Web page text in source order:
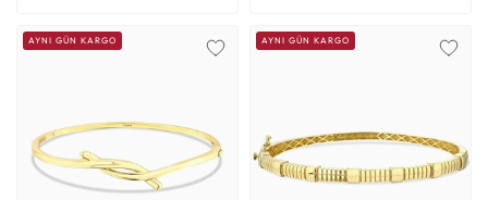
AYNI GÜN KARGO AYNI GÜN KARGO